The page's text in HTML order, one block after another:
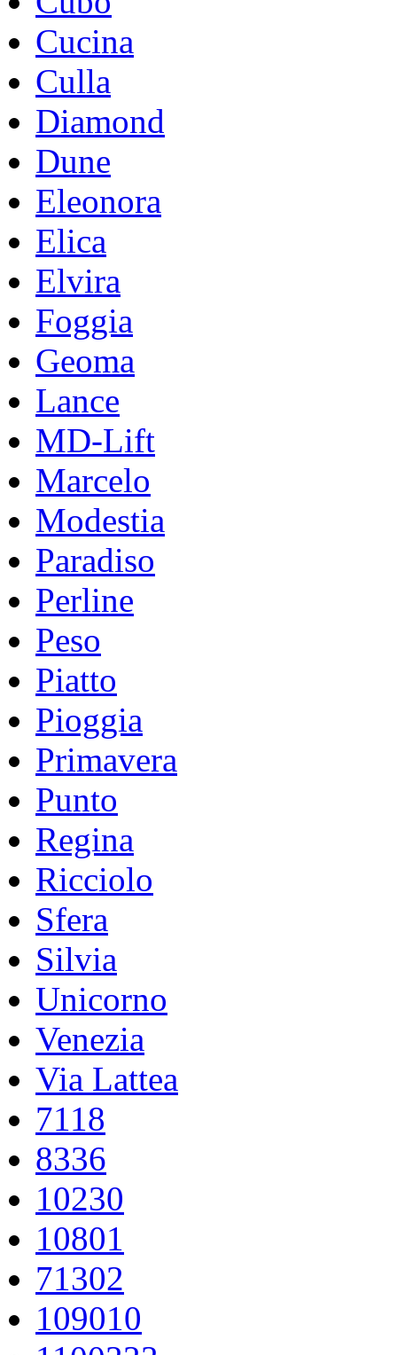
Cucina
Culla
Diamond
Dune
Eleonora
Elica
Elvira
Foggia
Geoma
Lance
MD-Lift
Marcelo
Modestia
Paradiso
Perline
Peso
Piatto
Pioggia
Primavera
Punto
Regina
Ricciolo
Sfera
Silvia
Unicorno
Venezia
Via Lattea
7118
8336
10230
10801
71302
109010